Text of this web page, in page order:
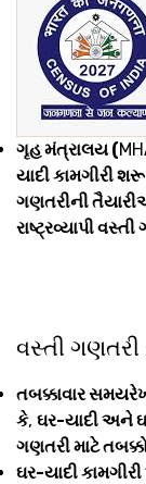
ગૃહ મંત્રાલય (
યાદી કામગીરી
ગણતરીની
રાષ્ટ્રવ્યાપી
વસ્તી ગણતરી
તબક્કાવાર
કે, ઘર-યાદી અને
ગણતરી માટે
ઘર-યાદી કામગીરી